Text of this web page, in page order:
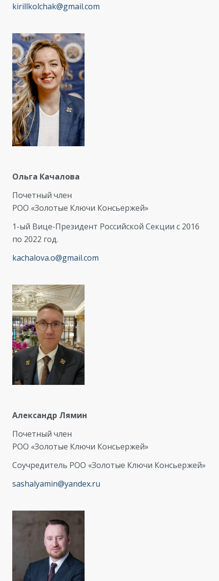
kirillkolchak@gmail.com
Ольга Качалова
Почетный член
РОО «Золотые Ключи Консьержей»
1-ый Вице-Президент Российской Секции с 2016
по 2022 год.
kachalova.o@gmail.com
Александр Лямин
Почетный член
РОО «Золотые Ключи Консьержей»
Соучредитель РОО «Золотые Ключи Консьержей»
sashalyamin@yandex.ru